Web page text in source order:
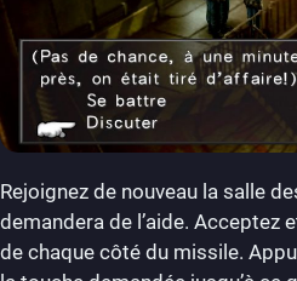
Rejoignez de nouveau la salle
demandera de l’aide. Acceptez
de chaque côté du missile.